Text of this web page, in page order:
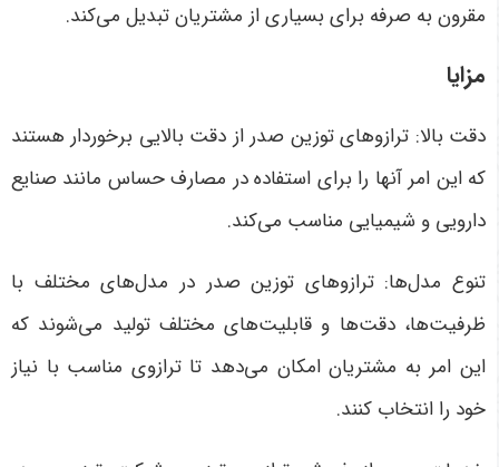
مقرون به صرفه برای بسیاری از مشتریان تبدیل می‌کند.
مزایا
دقت بالا: ترازوهای توزین صدر از دقت بالایی برخوردار هستند
که این امر آنها را برای استفاده در مصارف حساس مانند صنایع
دارویی و شیمیایی مناسب می‌کند.
تنوع مدل‌ها: ترازوهای توزین صدر در مدل‌های مختلف با
ظرفیت‌ها، دقت‌ها و قابلیت‌های مختلف تولید می‌شوند که
این امر به مشتریان امکان می‌دهد تا ترازوی مناسب با نیاز
خود را انتخاب کنند.